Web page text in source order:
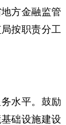
地方金融监管
按职责分工
水平。 鼓励
础设施建设